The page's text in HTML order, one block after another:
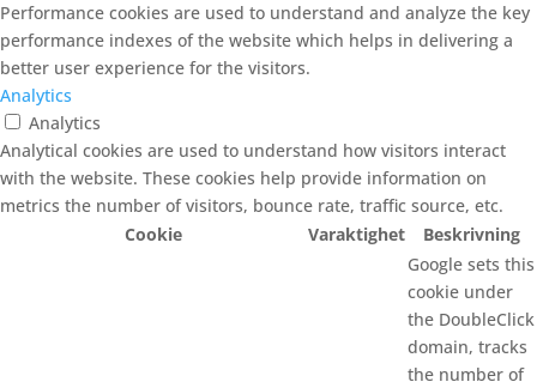
Performance cookies are used to understand and analyze the key
performance indexes of the website which helps in delivering a
better user experience for the visitors.
Analytics
Analytics
Analytical cookies are used to understand how visitors interact
with the website. These cookies help provide information on
metrics the number of visitors, bounce rate, traffic source, etc.
Cookie
Varaktighet Beskrivning
Google sets this
cookie under
the DoubleClick
domain, tracks
the number of